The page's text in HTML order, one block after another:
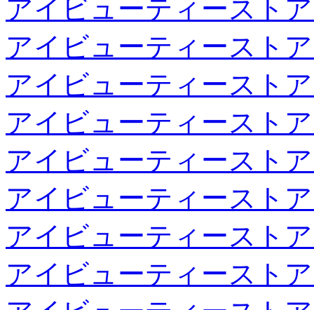
アイビューティースト
アイビューティースト
アイビューティースト
アイビューティースト
アイビューティースト
アイビューティースト
アイビューティースト
アイビューティースト